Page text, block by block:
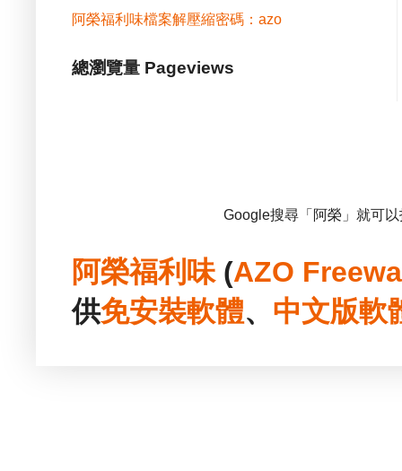
阿榮福利味檔案解壓縮密碼：azo
總瀏覽量 Pageviews
Google搜尋「阿榮」就可
阿榮福利味(AZO
供免安裝軟體、 中文版軟